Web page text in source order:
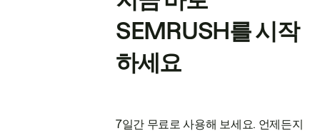
SEMRUSH를 시작
하세요
7일간 무료로 사용해 보세요. 언제든지